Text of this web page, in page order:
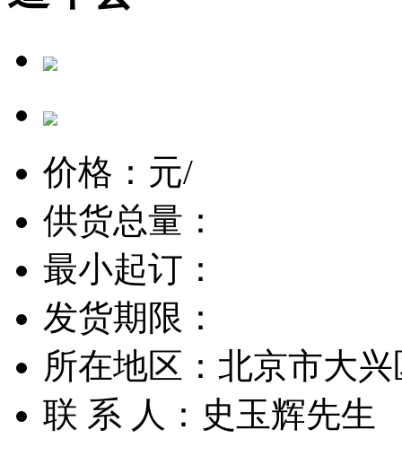
价格： 元/
供货总量：
最小起订：
发货期限：
所在地区：北京市大兴
联 系 人：史玉辉先生